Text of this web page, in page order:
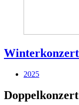
Winterkonzert
2025